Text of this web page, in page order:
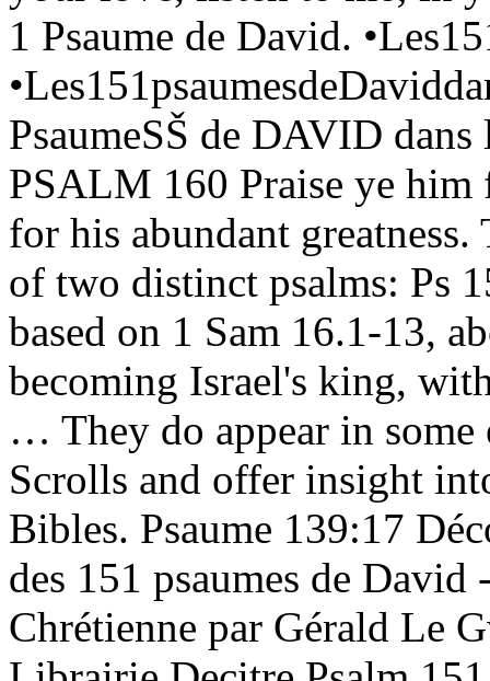
1 Psaume de David.
PsaumeSŠ de DAVID
PSALM 160 Praise ye him
for his abundant
of two distinct psalms: Ps
based on 1 Sam 16.1-13,
becoming Israel's king,
… They do appear in some
Scrolls and offer insight
Bibles. Psaume 139:17
des 151 psaumes de
Chrétienne par Gérald Le